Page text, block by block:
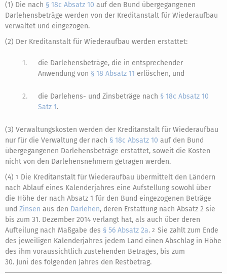
(1) Die nach § 18c Absatz 10 auf den Bund übergegangenen
Darlehensbeträge werden von der Kreditanstalt für Wiederaufbau
verwaltet und eingezogen.
(2) Der Kreditanstalt für Wiederaufbau werden erstattet:
1.
die Darlehensbeträge, die in entsprechender
Anwendung von § 18 Absatz 11 erlöschen, und
2. die Darlehens- und Zinsbeträge nach § 18c Absatz 10
Satz 1.
(3) Verwaltungskosten werden der Kreditanstalt für Wiederaufbau
nur für die Verwaltung der nach § 18c Absatz 10 auf den Bund
übergegangenen Darlehensbeträge erstattet, soweit die Kosten
nicht von den Darlehensnehmern getragen werden.
(4) 1
Die Kreditanstalt für Wiederaufbau übermittelt den Ländern
nach Ablauf eines Kalenderjahres eine Aufstellung sowohl über
die Höhe der nach Absatz 1 für den Bund eingezogenen Beträge
und Zinsen aus den Darlehen, deren Erstattung nach Absatz 2 sie
bis zum 31. Dezember 2014 verlangt hat, als auch über deren
Aufteilung nach Maßgabe des § 56 Absatz 2a. 2 Sie zahlt zum Ende
des jeweiligen Kalenderjahres jedem Land einen Abschlag in Höhe
des ihm voraussichtlich zustehenden Betrages, bis zum
30. Juni des folgenden Jahres den Restbetrag.